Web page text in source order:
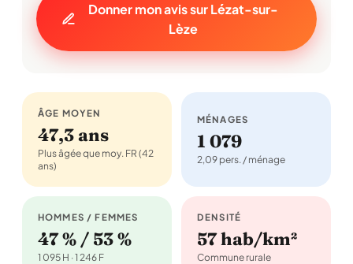
Donner mon avis sur Lézat-sur-
Lèze
ÂGE MOYEN
47,3 ans
Plus âgée que moy. FR (42
ans)
MÉNAGES
1 079
2,09 pers. / ménage
HOMMES / FEMMES
47 % / 53 %
1 095 H · 1 246 F
DENSITÉ
57 hab/km²
Commune rurale